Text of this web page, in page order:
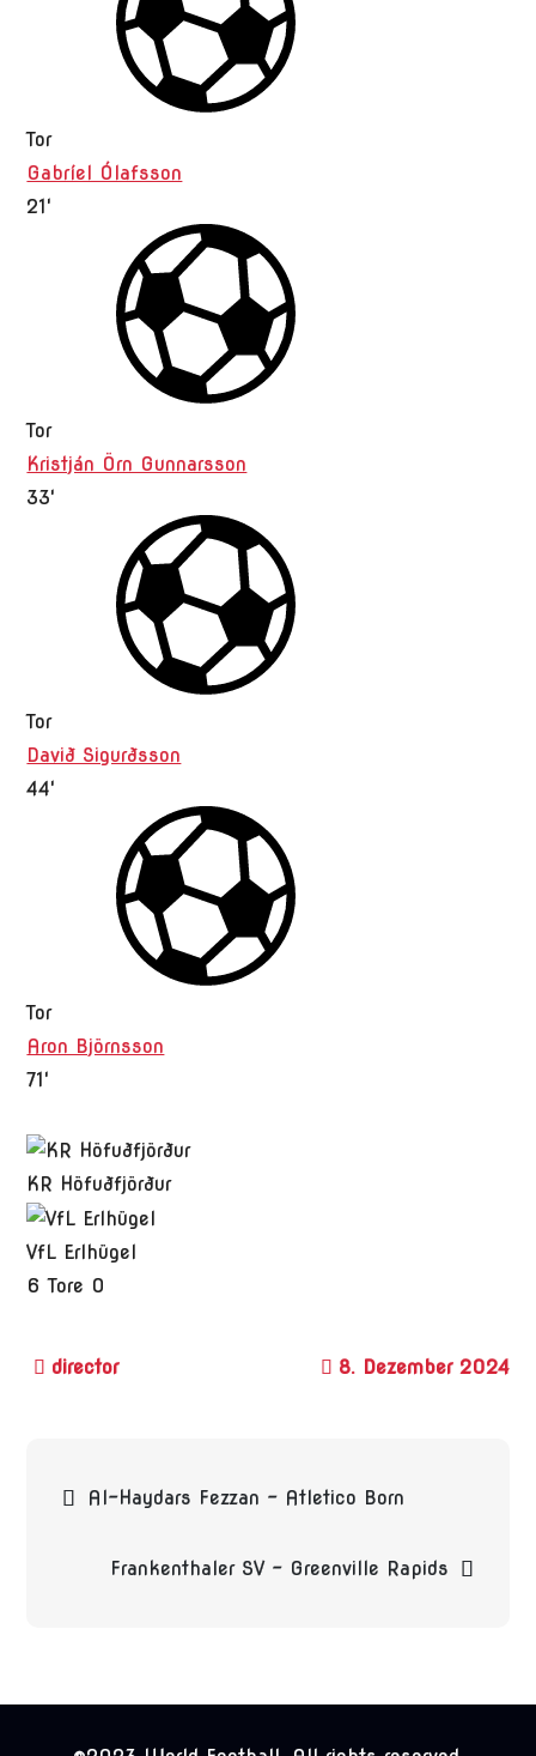
Tor
Gabríel Ólafsson
21'
Tor
Kristján Örn Gunnarsson
33'
Tor
Davið Sigurðsson
44'
Tor
Aron Björnsson
71'
KR Höfuðfjörður
VfL Erlhügel
6 Tore 0
8. Dezember 2024
Al-Haydars Fezzan – Atletico Born
Frankenthaler SV – Greenville Rapids